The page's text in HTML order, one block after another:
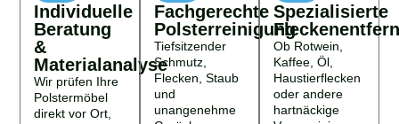
Individuelle
Beratung
&
Materialanalyse
Wir prüfen Ihre
Polstermöbel
direkt vor Ort,
Fachgerechte
Polsterreinigung
Tiefsitzender
Schmutz,
Flecken, Staub
und
unangenehme
Spezialisierte
Ob Rotwein,
Kaffee, Öl,
Haustierflecken
oder andere
hartnäckige